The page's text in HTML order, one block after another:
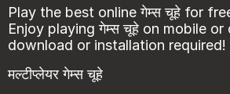
Play the best online गेम्स चूहे for
Enjoy playing गेम्स चूहे on mobile
download or installation required!
मल्टीप्लेयर गेम्स चूहे